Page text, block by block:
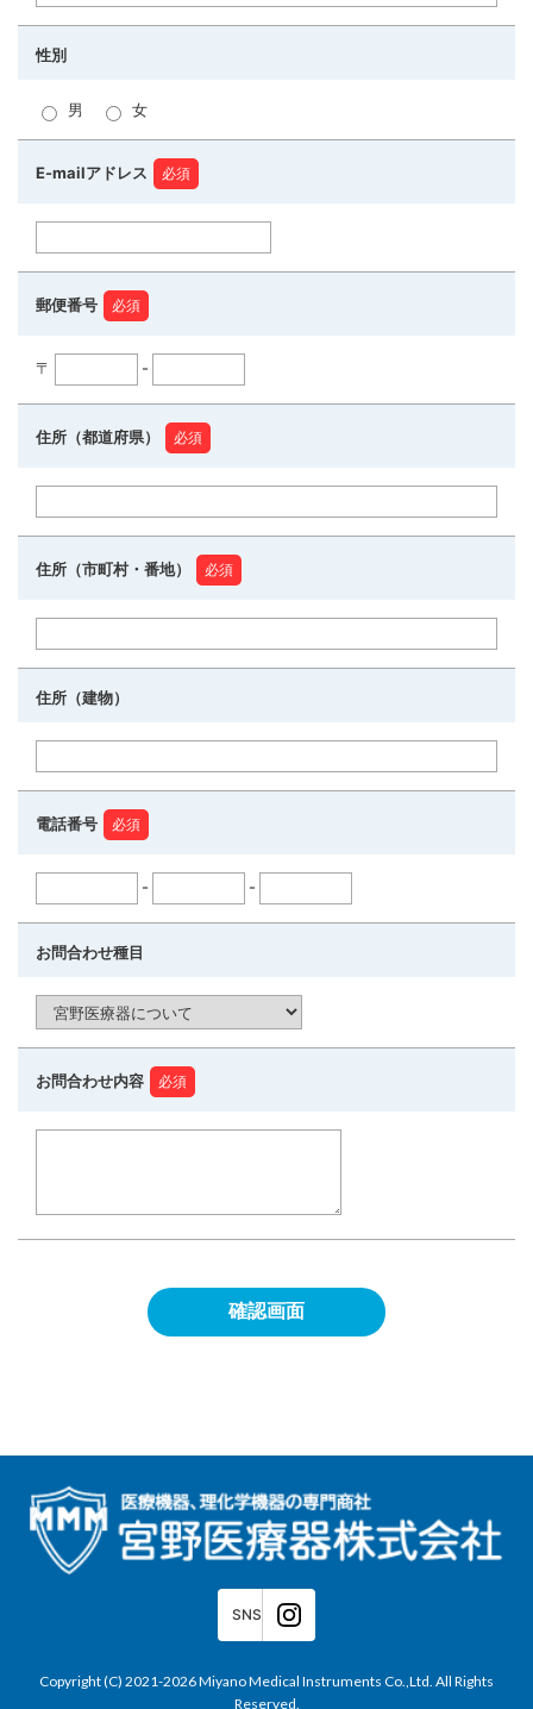
性別
男 女
E-mailアドレス
郵便番号
〒 -
住所（都道府県）
住所（市町村・番地）
住所（建物）
電話番号
- -
お問合わせ種目
お問合わせ内容
SNS
Copyright (C) 2021-2026 Miyano Medical Instruments Co.,Ltd. All Rights
Reserved.